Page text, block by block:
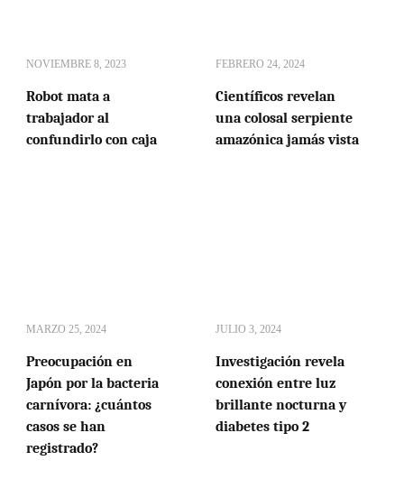
NOVIEMBRE 8, 2023
Robot mata a
trabajador al
confundirlo con caja
FEBRERO 24, 2024
Científicos revelan
una colosal serpiente
amazónica jamás vista
MARZO 25, 2024
Preocupación en
Japón por la bacteria
carnívora: ¿cuántos
casos se han
registrado?
JULIO 3, 2024
Investigación revela
conexión entre luz
brillante nocturna y
diabetes tipo 2